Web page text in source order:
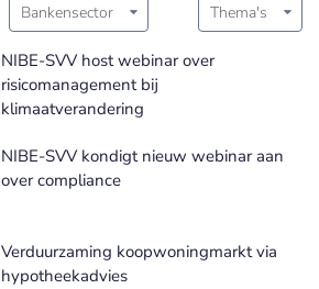
Bankensector Thema's
NIBE-SVV host webinar over
risicomanagement bij
klimaatverandering
NIBE-SVV kondigt nieuw webinar aan
over compliance
Verduurzaming koopwoningmarkt via
hypotheekadvies